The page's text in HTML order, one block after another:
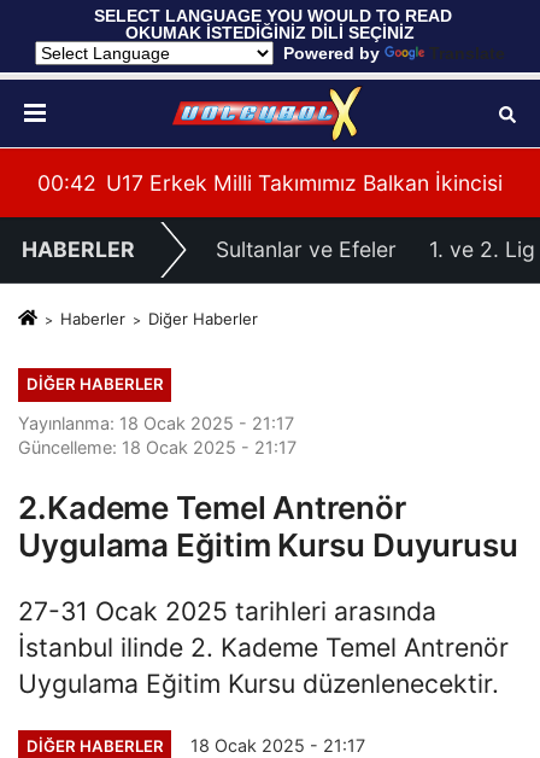
SELECT LANGUAGE YOU WOULD TO READ
OKUMAK İSTEDİĞİNİZ DİLİ SEÇİNİZ
Powered by
Translate
00:37 Filenin Sultanları, Hazırlık Maçında
HABERLER Sultanlar ve Efeler 1. ve 2. Lig
Haberler Diğer Haberler
DIĞER HABERLER
Yayınlanma: 18 Ocak 2025 - 21:17
Güncelleme: 18 Ocak 2025 - 21:17
2.Kademe Temel Antrenör
Uygulama Eğitim Kursu Duyurusu
27-31 Ocak 2025 tarihleri arasında
İstanbul ilinde 2. Kademe Temel Antrenör
Uygulama Eğitim Kursu düzenlenecektir.
DIĞER HABERLER 18 Ocak 2025 - 21:17